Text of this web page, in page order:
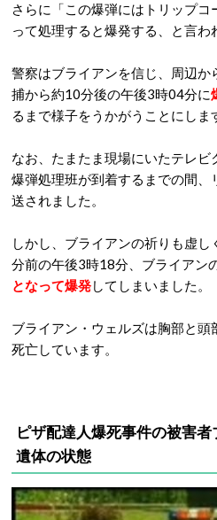
さらに「この爆弾にはトリップ
って処理すると爆発する、と言わ
警察はブライアンを信じ、周辺か
捕から約10分後の午後3時04分に
るまで様子をうかがうことにしま
なお、たまたま現場にいたテレビ
爆弾処理班が到着するまでの間
送されました。
しかし、ブライアンの祈りも虚
分前の午後3時18分、ブライアン
となって爆発してしまいました。
ブライアン・ウェルズは胸部と頭
死亡しています。
ピザ配達人爆死事件の被害者
遺体の状態